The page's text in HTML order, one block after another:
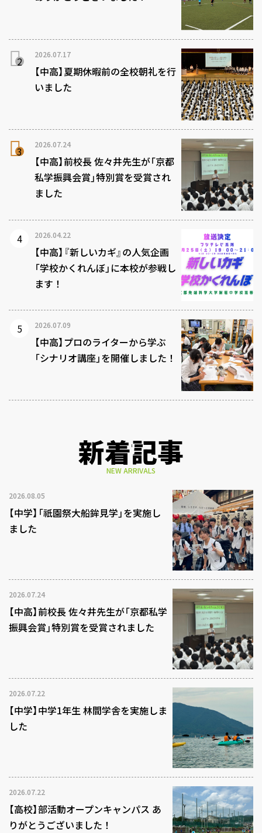
2026.07.17
【中高】夏期休暇前の全校朝礼を行
いました
2026.07.24
【中高】前校長 佐々井先生が「京都
私学振興会賞」特別賞を受賞され
ました
2026.04.22
【中高】『新しいカギ』の人気企画
「学校かくれんぼ」に本校が参戦し
ます！
2026.07.09
【中高】プロのライターから学ぶ
「シナリオ講座」を開催しました！
新着記事
NEW ARRIVALS
2026.08.05
【中学】「祇園祭大船鉾見学」を実施し
ました
2026.07.24
【中高】前校長 佐々井先生が「京都私学
振興会賞」特別賞を受賞されました
2026.07.22
【中学】中学1年生 林間学舎を実施しま
した
2026.07.22
【高校】部活動オープンキャンパス あ
りがとうございました！